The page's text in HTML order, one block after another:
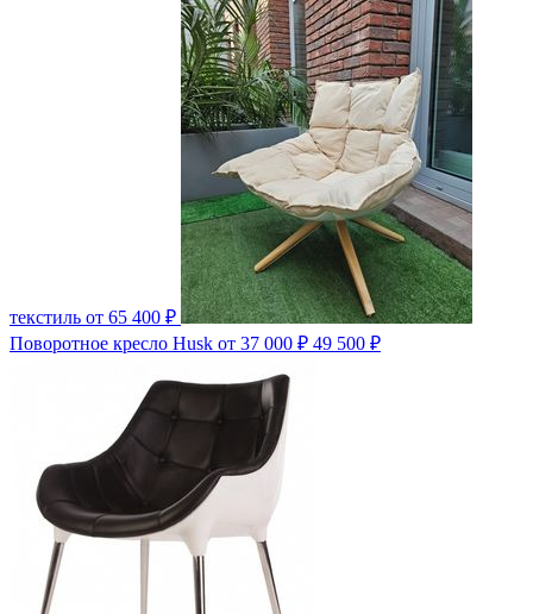
текстиль от 65 400 ₽
Поворотное кресло Husk от 37 000 ₽ 49 500 ₽